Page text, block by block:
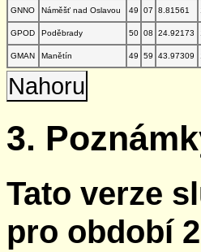
GNNO
Náměšť nad Oslavou 49 07 8.81561
GPOD
Poděbrady 50 08 24.92173
GMAN
Manětín 49 59 43.97309
Nahoru
3.
Tato verze
pro období